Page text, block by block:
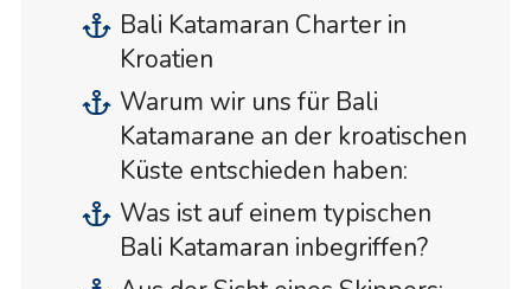
Bali Katamaran Charter in
Kroatien
Warum wir uns für Bali
Katamarane an der kroatischen
Küste entschieden haben:
Was ist auf einem typischen
Bali Katamaran inbegriffen?